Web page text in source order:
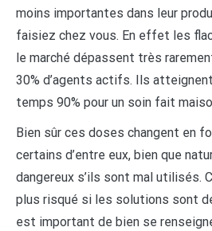
moins importantes dans leur
faisiez chez vous. En effet les
le marché dépassent très
30% d’agents actifs. Ils
temps 90% pour un soin fait
Bien sûr ces doses changent en
certains d’entre eux, bien que
dangereux s’ils sont mal utilisés.
plus risqué si les solutions sont
est important de bien se